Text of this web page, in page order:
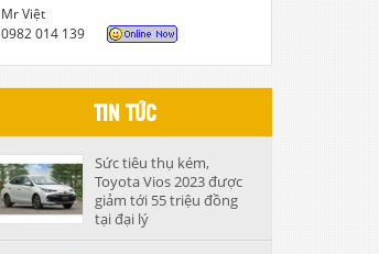
Mr Việt
0982 014 139
TIN TỨC
Sức tiêu thụ kém,
Toyota Vios 2023 được
giảm tới 55 triệu đồng
tại đại lý